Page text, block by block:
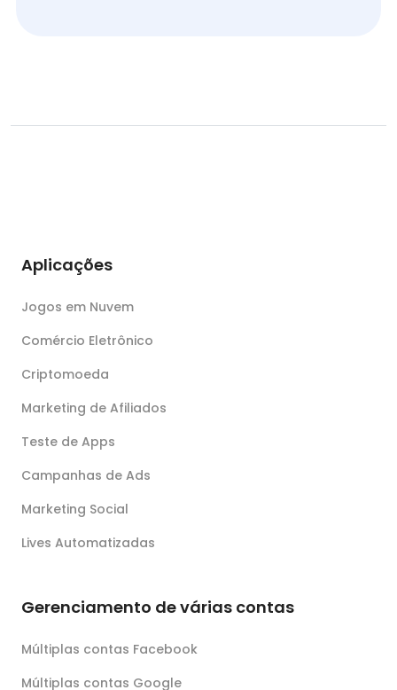
Aplicações
Jogos em Nuvem
Comércio Eletrônico
Criptomoeda
Marketing de Afiliados
Teste de Apps
Campanhas de Ads
Marketing Social
Lives Automatizadas
Gerenciamento de várias contas
Múltiplas contas Facebook
Múltiplas contas Google